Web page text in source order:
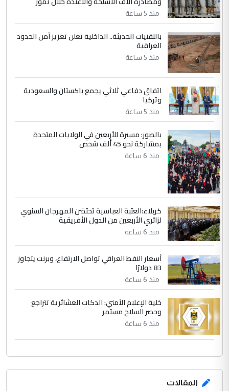
التعليق : واحد من عصابة علي ماما يسقط
جنسية الرافد الثالث للعراق ومن اصول عريقة
ابا فرات ...
الموضوع :
الجواهري يرد على صدام حسين سل
مضجعيك يابن الزنا (نص كامل)
5 سردار
التعليق : واحد من عصابة علي ماما يسقط
جنسية الرافد الثالث للعراق ومن اصول عريقة
ابا فرات ...
الموضوع :
الجواهري يرد على صدام حسين سل
مضجعيك يابن الزنا (نص كامل)
منذ 5 ساعة
بالتقنيات الحديثة.. الداخلية تعلن تعزيز أمن الحدود
العراقية
منذ 5 ساعة
اتفاق دفاعي ثلاثي يجمع باكستان والسعودية
وتركيا
منذ 5 ساعة
بالصور: مسيرة للأربعين في الولايات المتحدة
بمشاركة نحو 45 ألف شخص
منذ 6 ساعة
كربلاء:العتبة العباسية تحتضن المهرجان السنوي
لزائري الأربعين من الدول الأفريقية
منذ 6 ساعة
أسعار النفط العراقي تواصل الارتفاع، وبرنت يتجاوز
83 دولارًا
منذ 6 ساعة
خلية الإعلام الأمني: الدكات العشائرية تتراجع
وحصر السلاح مستمر
منذ 6 ساعة
المقالات